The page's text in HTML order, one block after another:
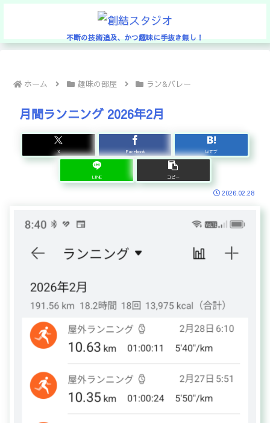
不断の技術追及、かつ趣味に手抜き無し！
ホーム 趣味の部屋 ラン&バレー
月間ランニング 2026年2月
X Facebook はてブ
LINE コピー
2026.02.28